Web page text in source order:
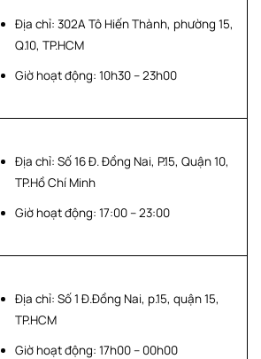
Địa chỉ: 302A Tô Hiến Thành, phường 15,
Q.10, TP.HCM
Giờ hoạt động: 10h30 – 23h00
Địa chỉ: Số 16 Đ. Đồng Nai, P.15, Quận 10,
TP.Hồ Chí Minh
Giờ hoạt động: 17:00 – 23:00
Địa chỉ: Số 1 Đ.Đồng Nai, p.15, quận 15,
TP.HCM
Giờ hoạt động: 17h00 – 00h00